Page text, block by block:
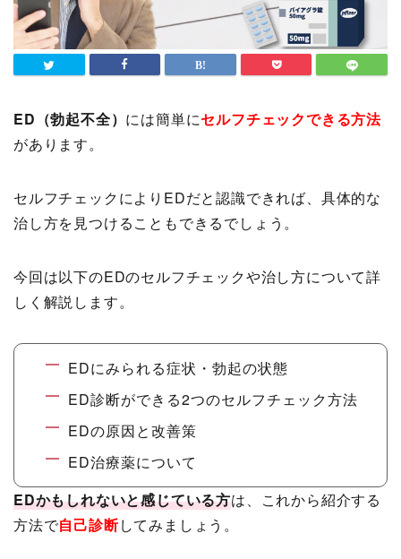
ED（勃起不全） には簡単にセルフチェックできる方法
があります。
セルフチェックによりEDだと認識できれば、具体的な
治し方を見つけることもできるでしょう。
今回は以下のEDのセルフチェックや治し方について詳
しく解説します。
EDにみられる症状・勃起の状態
ED診断ができる2つのセルフチェック方法
EDの原因と改善策
ED治療薬について
EDかもしれないと感じている方は、これから紹介する
方法で自己診断してみましょう。